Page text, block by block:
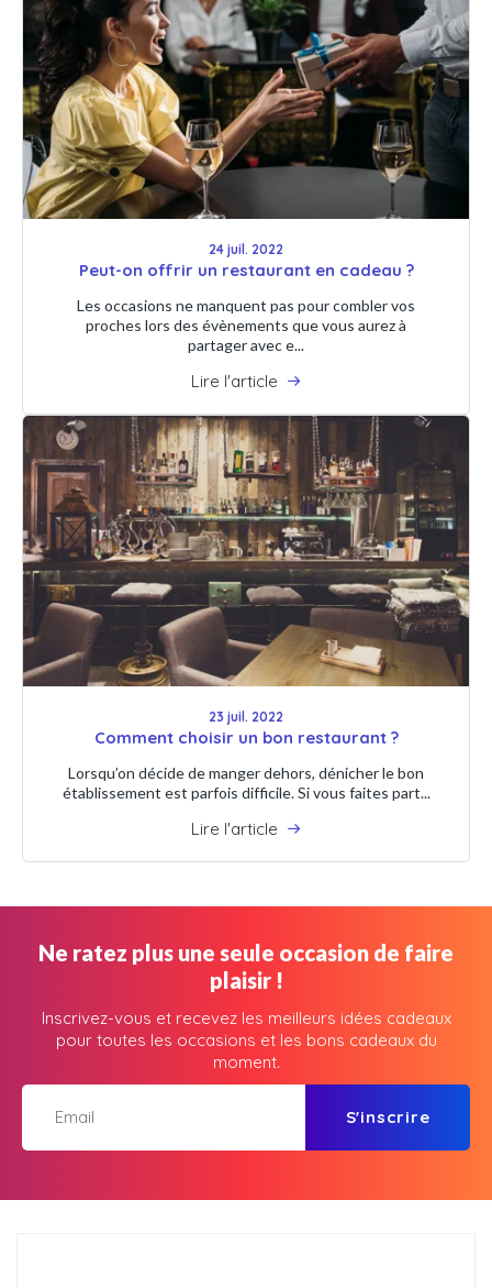
24 juil. 2022
Peut-on offrir un restaurant en cadeau ?
Les occasions ne manquent pas pour combler vos
proches lors des évènements que vous aurez à
partager avec e...
Lire l'article
23 juil. 2022
Comment choisir un bon restaurant ?
Lorsqu’on décide de manger dehors, dénicher le bon
établissement est parfois difficile. Si vous faites part...
Lire l'article
Ne ratez plus une seule occasion de faire
plaisir !
Inscrivez-vous et recevez les meilleurs idées cadeaux
pour toutes les occasions et les bons cadeaux du
moment.
S'inscrire